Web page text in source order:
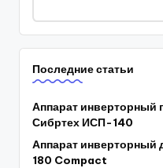
Последние статьи
Аппарат инверторный
Сибртех ИСП-140
Аппарат инверторный
180 Compact